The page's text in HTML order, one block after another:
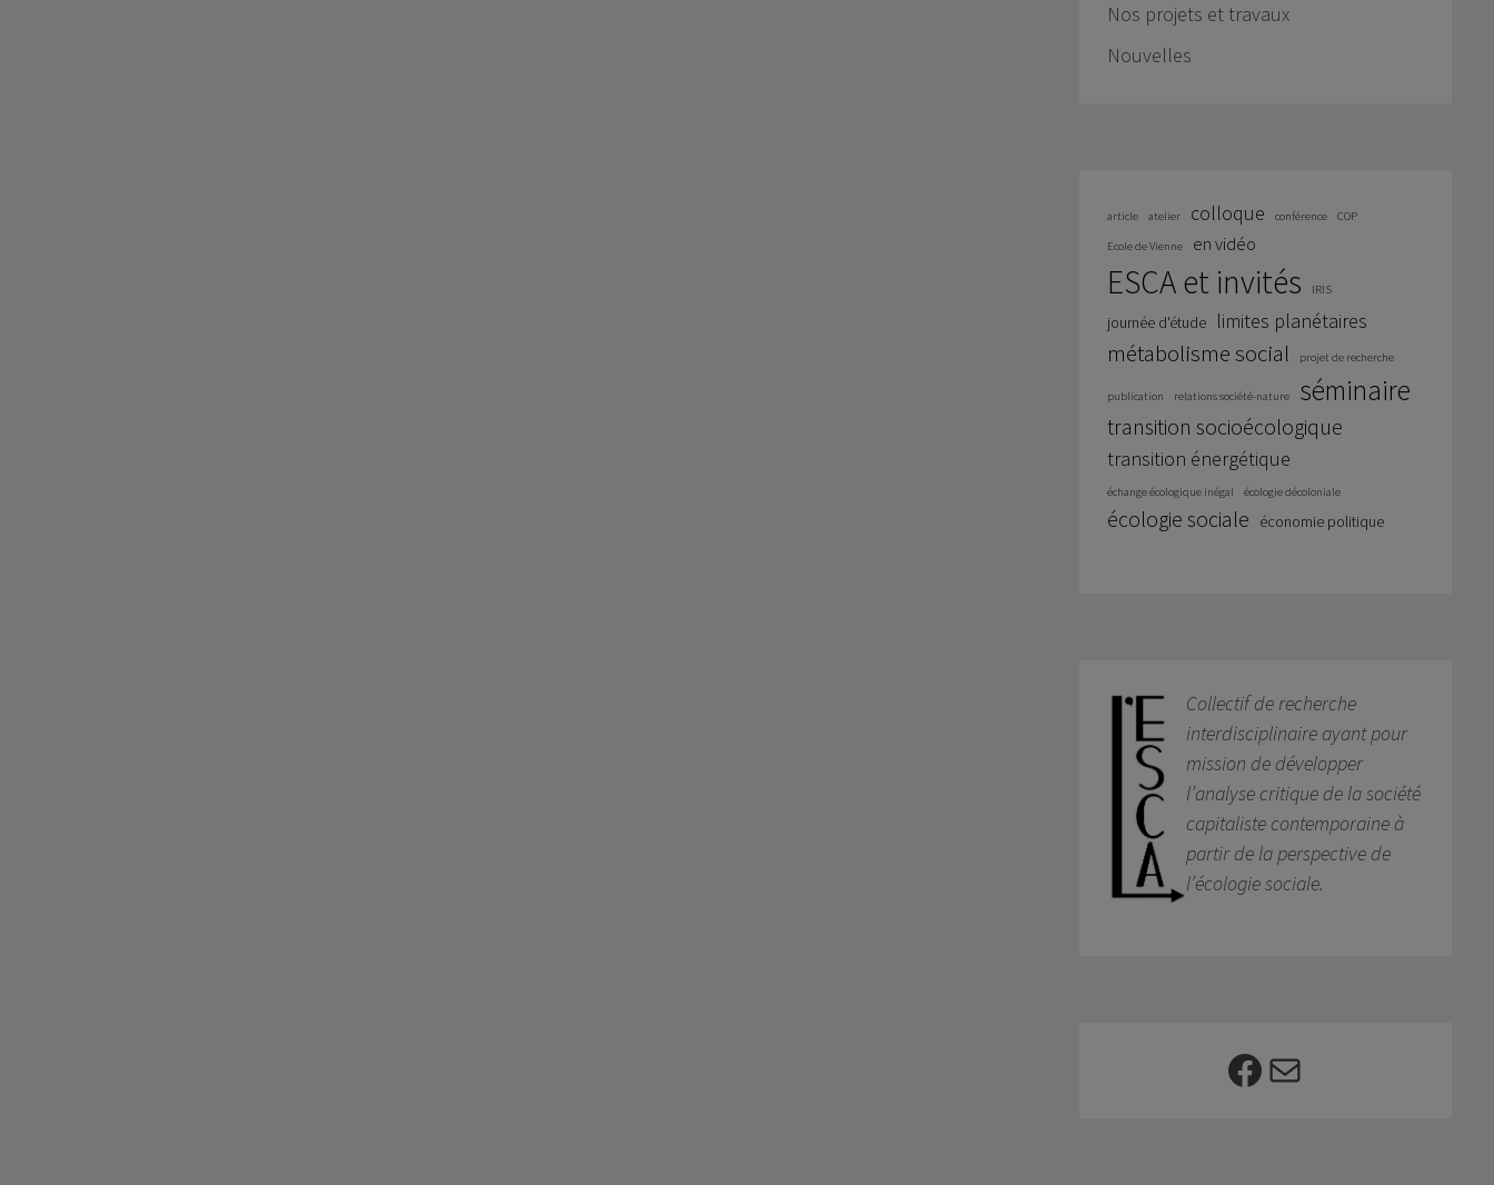
Nos projets et travaux
Nouvelles
article atelier colloque conférence COP
Ecole de Vienne en vidéo
ESCA et invités IRIS
journée d'étude limites planétaires
métabolisme social projet de recherche
publication relations société-nature séminaire
transition socioécologique
transition énergétique
échange écologique inégal écologie décoloniale
écologie sociale économie politique
Collectif de recherche
interdisciplinaire ayant pour
mission de développer
l’analyse critique de la société
capitaliste contemporaine à
partir de la perspective de
l’écologie sociale.
Facebook
E-mail